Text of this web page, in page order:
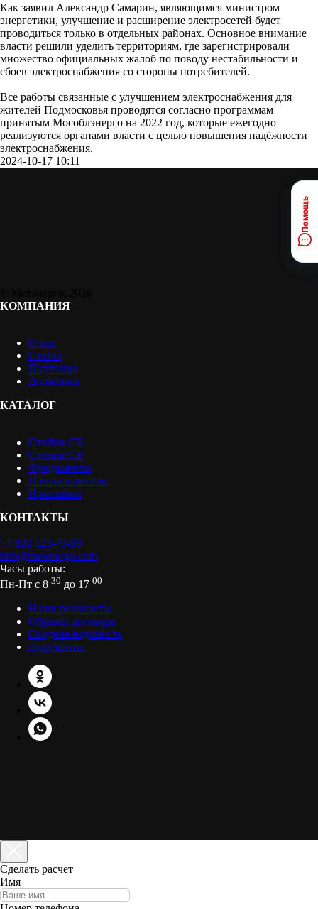
Как заявил Александр Самарин, являющимся министром
энергетики, улучшение и расширение электросетей будет
проводиться только в отдельных районах. Основное внимание
власти решили уделить территориям, где зарегистрировали
множество официальных жалоб по поводу нестабильности и
сбоев электроснабжения со стороны потребителей.
Все работы связанные с улучшением электроснабжения для
жителей Подмосковья проводятся согласно программам
принятым Мособлэнерго на 2022 год, которые ежегодно
реализуются органами власти с целью повышения надёжности
электроснабжения.
2024-10-17 10:11
КОМПАНИЯ
О нас
Статьи
Партнеры
Должники
КАТАЛОГ
Стойки СВ
Стойки СК
Фундаменты
Плиты и ригели
Приставки
КОНТАКТЫ
+7 920 123-79-99
info@metenergo.com
Часы работы:
Пн-Пт с 8 30 до 17 00
Наши реквизиты
Образец договора
Сводная ведомость
Документы
Сделать расчет
Имя